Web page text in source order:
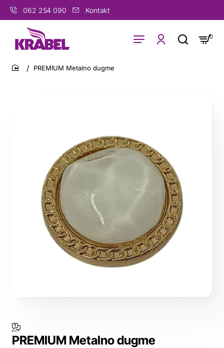
062 254 090 Kontakt
0
home
PREMIUM Metalno dugme
PREMIUM Metalno dugme